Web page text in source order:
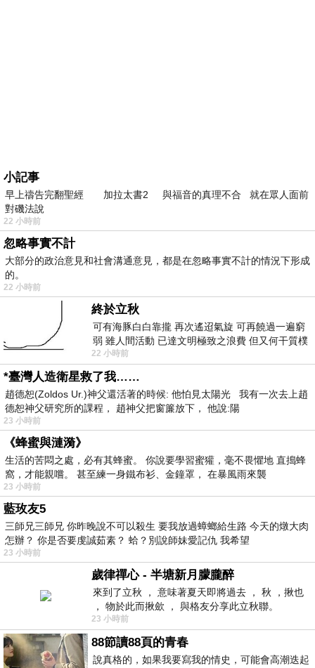
小記事
早上禱告完翻聖經 加拉太書2 與福音的真理不合 就在眾人面前
對磯法說
22 小時前
忽略事實不計
大部分的政治意見和社會溝通意見，都是在忽略事實不計的情況下形成
的。
22 小時前
終於立秋
可有海豚白白靠攏 再次遙迢氣旋 可再饒過一遍窮
弱 雖人間活動 已達文明極致之浪費 但又何干質樸
者 只能白白陪葬
22 小時前
*臺灣人造衛星救了我……
趙德恕(Zoldos Ur.)神父還活著的時候: 他怕見太陽光 我有一次去上趙
德恕神父研究所的課程， 趙神父把窗簾放下， 他說:陽
23 小時前
《蜂蜜與漣漪》
生活的苦悶之處，必有其蜂蜜。 你說要學習蜜獾，毫不畏懼地 直搗蜂
窩，才能親嚐。 甚至練一身鐵布衫、金鐘罩， 在暴風雨來襲
23 小時前
藍玫友5
三師兄三師兄 你昨晚說不可以殺生 要我放過蟑螂給生路 今天的燉大肉
怎辦？ 你是否要虔誠茹素？ 蛤？別說師妹愛記仇 我希望
23 小時前
歲律禪心 - 半塘新月朦朧醉
來到了立秋 ， 意味著夏天即將過去 ， 秋 ，揪也
， 物於此而揪歛 ， 與格友分享此立秋聯。
23 小時前
88節讀88頁的青春
說真格的，如果我要寫我的情史，可能會高潮迭起